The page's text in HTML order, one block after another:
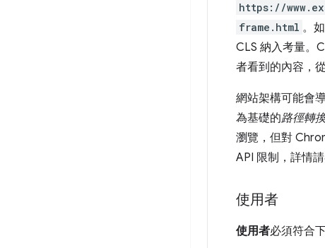
https://
frame.html 。
CLS 納入考量。
者看到的內容，
網站架構可能會
為基礎的路徑轉
瀏覽，但對
API 限制，詳情
使用者
使用者必須符合